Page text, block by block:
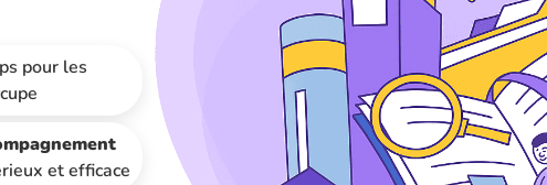
pour les
et efficace